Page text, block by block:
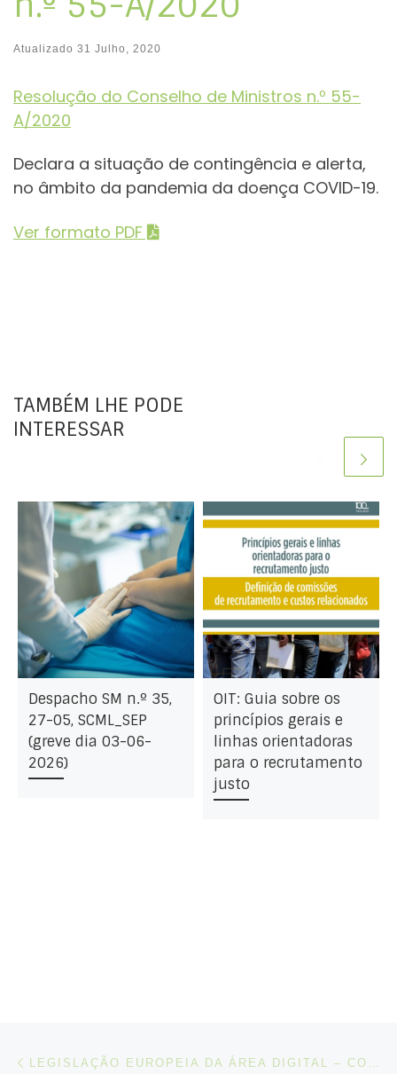
Atualizado 31 Julho, 2020
Resolução do Conselho de Ministros n.º 55-
A/2020
Declara a situação de contingência e alerta,
no âmbito da pandemia da doença COVID-19.
Ver formato PDF
TAMBÉM LHE PODE
INTERESSAR
Despacho SM n.º 35,
27-05, SCML_SEP
(greve dia 03-06-
2026)
OIT: Guia sobre os
princípios gerais e
linhas orientadoras
para o recrutamento
justo
Post navigation